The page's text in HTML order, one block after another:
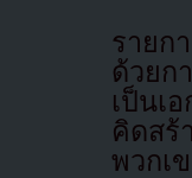
รายก
ด้วยก
เป็นเ
คิดสร้
พวกเ